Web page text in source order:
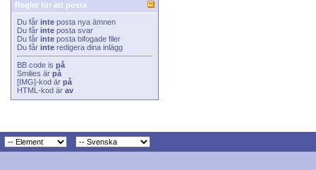
Regler för att posta
Du får inte posta nya ämnen
Du får inte posta svar
Du får inte posta bifogade filer
Du får inte redigera dina inlägg
BB code is på
Smilies är på
[IMG]-kod är på
HTML-kod är av